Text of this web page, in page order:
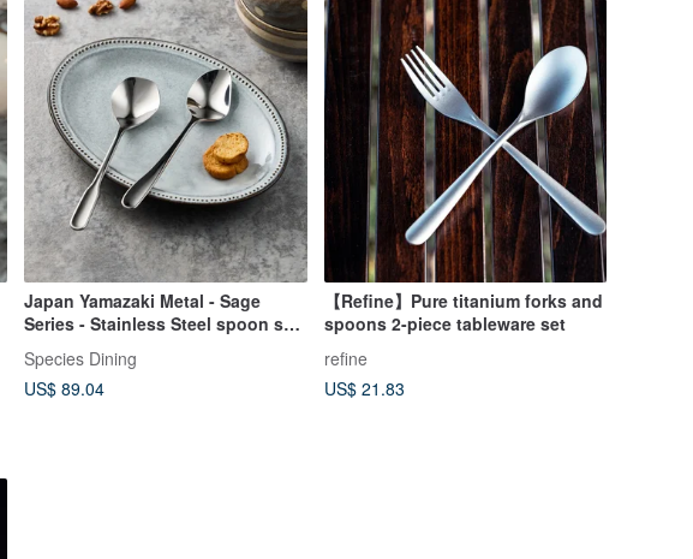
Japan Yamazaki Metal - Sage
Series - Stainless Steel spoon set
Species Dining
US$ 89.04
【Refine】Pure titanium forks and
spoons 2-piece tableware set
refine
US$ 21.83